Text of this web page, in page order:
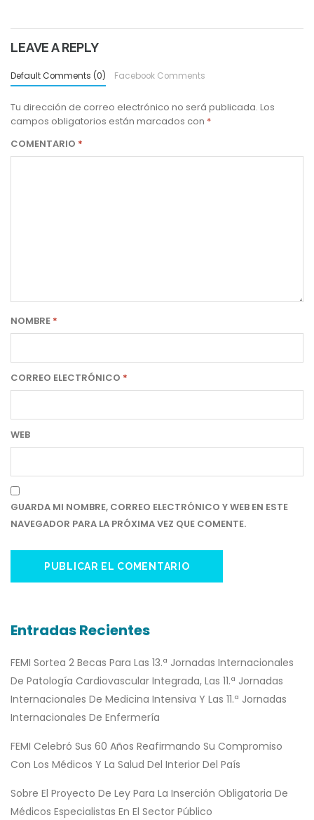
LEAVE A REPLY
Default Comments (0) Facebook Comments
Tu dirección de correo electrónico no será publicada. Los
campos obligatorios están marcados con *
COMENTARIO *
NOMBRE *
CORREO ELECTRÓNICO *
WEB
GUARDA MI NOMBRE, CORREO ELECTRÓNICO Y WEB EN ESTE
NAVEGADOR PARA LA PRÓXIMA VEZ QUE COMENTE.
Entradas Recientes
FEMI Sortea 2 Becas Para Las 13.ª Jornadas Internacionales
De Patología Cardiovascular Integrada, Las 11.ª Jornadas
Internacionales De Medicina Intensiva Y Las 11.ª Jornadas
Internacionales De Enfermería
FEMI Celebró Sus 60 Años Reafirmando Su Compromiso
Con Los Médicos Y La Salud Del Interior Del País
Sobre El Proyecto De Ley Para La Inserción Obligatoria De
Médicos Especialistas En El Sector Público